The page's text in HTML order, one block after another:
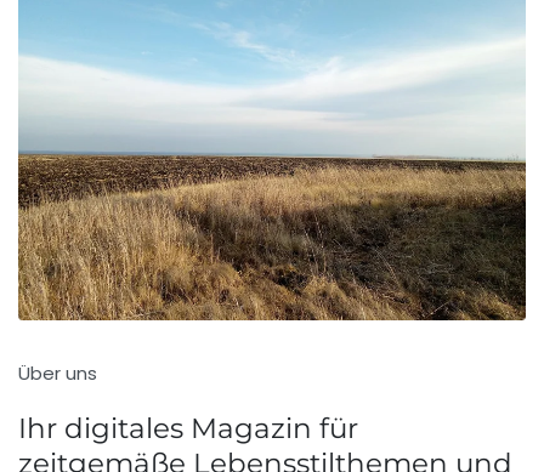
Über uns
Ihr digitales Magazin für
zeitgemäße Lebensstilthemen und